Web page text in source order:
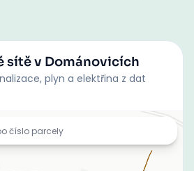
sítěv Dománovicích
plyn a elektřina z dat